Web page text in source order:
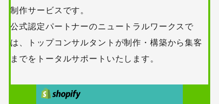
制作サービスです。
公式認定パートナーのニュートラルワークスで
は、トップコンサルタントが制作・構築から集客
までをトータルサポートいたします。